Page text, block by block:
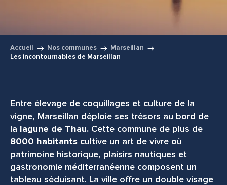
Accueil Nos communes
Marseillan
Les incontournables de Marseillan
Entre élevage de coquillages et culture de la
vigne, Marseillan déploie ses trésors au bord de
la
lagune de Thau. Cette commune de plus de
8000 habitants cultive un art de vivre où
patrimoine historique, plaisirs nautiques et
gastronomie méditerranéenne composent un
tableau séduisant. La ville offre un double visage